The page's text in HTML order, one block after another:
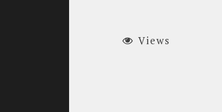
Views